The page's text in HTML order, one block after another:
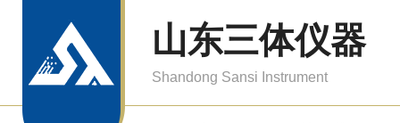
山东三体仪器
Shandong Sansi Instrument